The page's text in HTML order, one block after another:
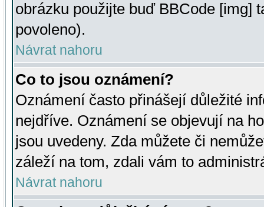
obrázku použijte buď BBCode [img]
povoleno).
Návrat nahoru
Co to jsou oznámení?
Oznámení často přinášejí důležité
nejdříve. Oznámení se objevují na
jsou uvedeny. Zda můžete či
záleží na tom, zdali vám to
Návrat nahoru